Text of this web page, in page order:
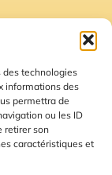
des technologies
informations des
permettra de
ou les ID
retirer son
caractéristiques et
du site